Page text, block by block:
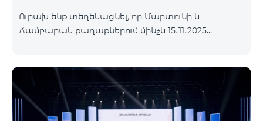
Ուրախ ենք տեղեկացնել, որ Մարտունի և
Ճամբարակ քաղաքներում մինչև 15․11․2025
3 TV փաթեթը․ Ինտերնետ. Մինչև 50 Մբիթ/վ
արագություն։ Մինչև 80 TV ալիք՝ TeamTv Smart
հավելվածով: Ֆիքսված հեռախոսակապ. 180
րոպե դեպի Team ֆիքսված ցանց։ Սույն